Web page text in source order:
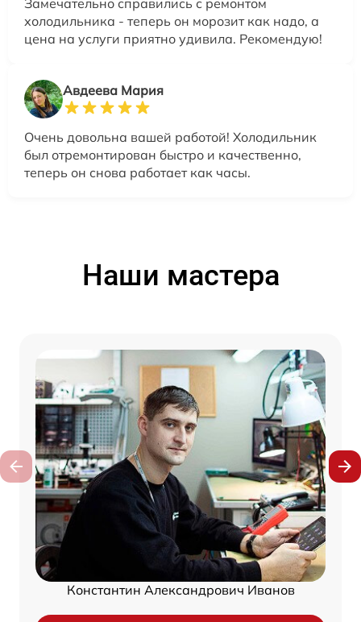
холодильника - теперь он морозит как надо, а
цена на услуги приятно удивила. Рекомендую!
Авдеева Мария
Очень довольна вашей работой! Холодильник
был отремонтирован быстро и качественно,
теперь он снова работает как часы.
Наши мастера
Константин Александрович Иванов